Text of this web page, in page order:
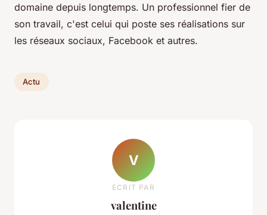
domaine depuis longtemps. Un professionnel fier de
son travail, c'est celui qui poste ses réalisations sur
les réseaux sociaux, Facebook et autres.
Actu
V
ECRIT PAR
valentine